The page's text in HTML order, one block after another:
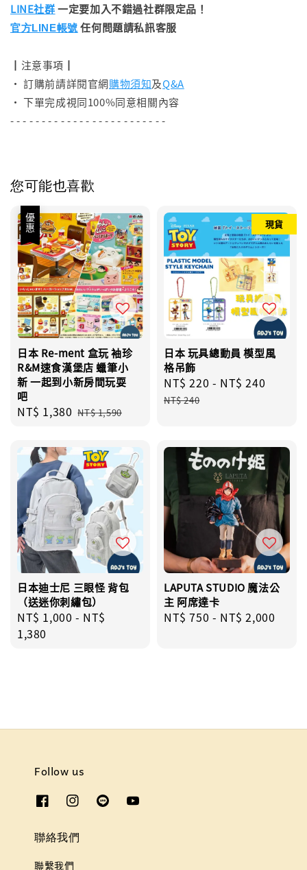
LINE社群一定要加入不錯過社群限定品！
官方LINE帳號 任何問題請私訊客服
┃注意事項┃
• 訂購前請詳閱官網購物須知及Q&A
• 下單完成視同100%同意相關內容
- - - - - - - - - - - - - - - - - - - - - - - - -
您可能也喜歡
優惠
日本 Re-ment 盒玩 袖珍
R&M速食漢堡店 蠟筆小
新 一起到小新房間玩耍
吧
Sale
NT$ 1,380 Regular
NT$ 1,590
現貨
日本 玩具總動員 模型風
格吊飾
Sale
price
NT$ 220 - NT$ 240
NT$ 240
日本迪士尼 三眼怪 背包
（送迷你刺繡包）
Regular
price
NT$ 1,000 - NT$
1,380
LAPUTA STUDIO 魔法公
主 阿席達卡
Regular
NT$ 750 - NT$ 2,000
Follow us
聯絡我們
聯繫我們